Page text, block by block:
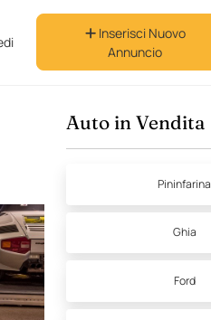
Inserisci Nuovo
Annuncio
Auto in Vendita
Pininfarina
Ghia
Ford